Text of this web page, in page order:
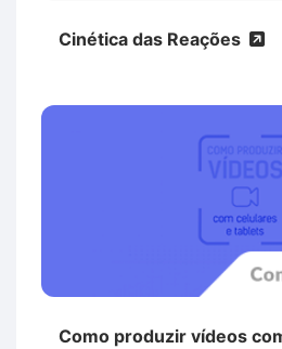
Cinética das Reações
Como produzir vídeos